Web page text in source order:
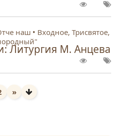
наш
Входное, Трисвятое,
Литургия М. Анцева
»